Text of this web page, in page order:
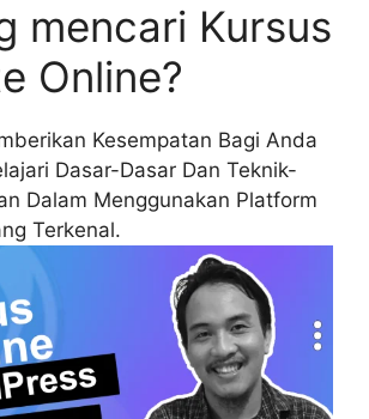
mencari Kursus
Online?
Kesempatan Bagi Anda
Dasar-Dasar Dan Teknik-
Dalam Menggunakan Platform
Terkenal.